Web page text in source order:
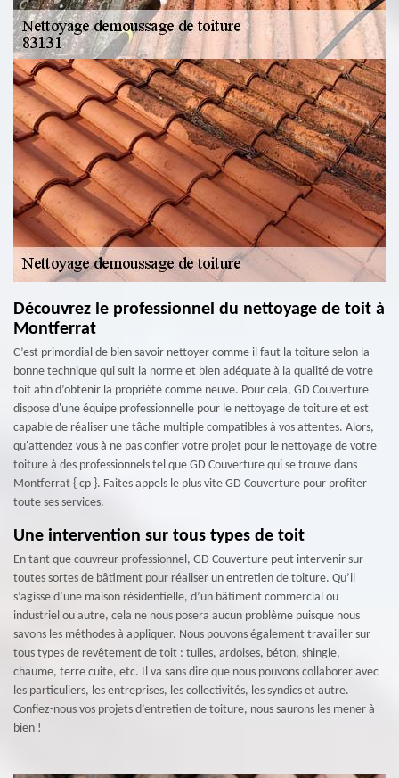
Découvrez le professionnel du nettoyage de toit à
Montferrat
C’est primordial de bien savoir nettoyer comme il faut la toiture selon la
bonne technique qui suit la norme et bien adéquate à la qualité de votre
toit afin d’obtenir la propriété comme neuve. Pour cela, GD Couverture
dispose d'une équipe professionnelle pour le nettoyage de toiture et est
capable de réaliser une tâche multiple compatibles à vos attentes. Alors,
qu'attendez vous à ne pas confier votre projet pour le nettoyage de votre
toiture à des professionnels tel que GD Couverture qui se trouve dans
Montferrat { cp }. Faites appels le plus vite GD Couverture pour profiter
toute ses services.
Une intervention sur tous types de toit
En tant que couvreur professionnel, GD Couverture peut intervenir sur
toutes sortes de bâtiment pour réaliser un entretien de toiture. Qu’il
s’agisse d’une maison résidentielle, d’un bâtiment commercial ou
industriel ou autre, cela ne nous posera aucun problème puisque nous
savons les méthodes à appliquer. Nous pouvons également travailler sur
tous types de revêtement de toit : tuiles, ardoises, béton, shingle,
chaume, terre cuite, etc. Il va sans dire que nous pouvons collaborer avec
les particuliers, les entreprises, les collectivités, les syndics et autre.
Confiez-nous vos projets d’entretien de toiture, nous saurons les mener à
bien !